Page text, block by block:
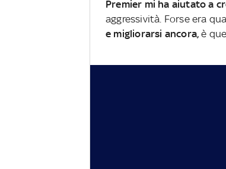
Premier mi ha aiutato a
aggressività. Forse era
e migliorarsi ancora, è